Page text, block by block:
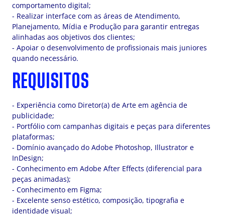
comportamento digital;
- Realizar interface com as áreas de Atendimento,
Planejamento, Mídia e Produção para garantir entregas
alinhadas aos objetivos dos clientes;
- Apoiar o desenvolvimento de profissionais mais juniores
quando necessário.
REQUISITOS
- Experiência como Diretor(a) de Arte em agência de
publicidade;
- Portfólio com campanhas digitais e peças para diferentes
plataformas;
- Domínio avançado do Adobe Photoshop, Illustrator e
InDesign;
- Conhecimento em Adobe After Effects (diferencial para
peças animadas);
- Conhecimento em Figma;
- Excelente senso estético, composição, tipografia e
identidade visual;